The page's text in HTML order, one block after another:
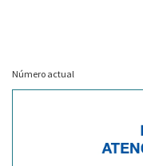
Número actual